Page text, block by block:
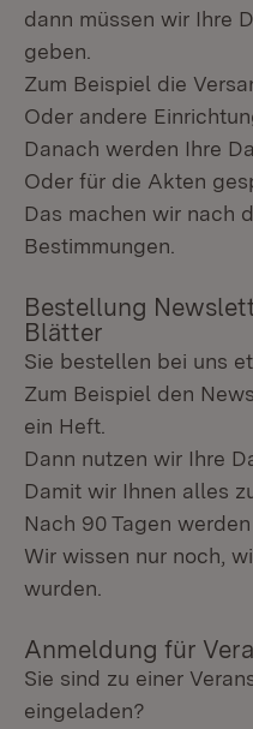
dann müssen wir Ihre
geben.
Zum Beispiel die
Oder andere
Danach werden Ihre
Oder für die Akten
Das machen wir nach
Bestimmungen.
Bestellung
Blätter
Sie bestellen bei uns
Zum Beispiel den
ein Heft.
Dann nutzen wir Ihre
Damit wir Ihnen alles
Nach 90 Tagen
Wir wissen nur noch,
wurden.
Anmeldung für
Sie sind zu einer
eingeladen?